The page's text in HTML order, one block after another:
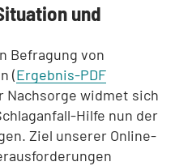
und
Befragung von
(Ergebnis-PDF
Nachsorge widmet sich
Hilfe nun der
Ziel unserer Online-